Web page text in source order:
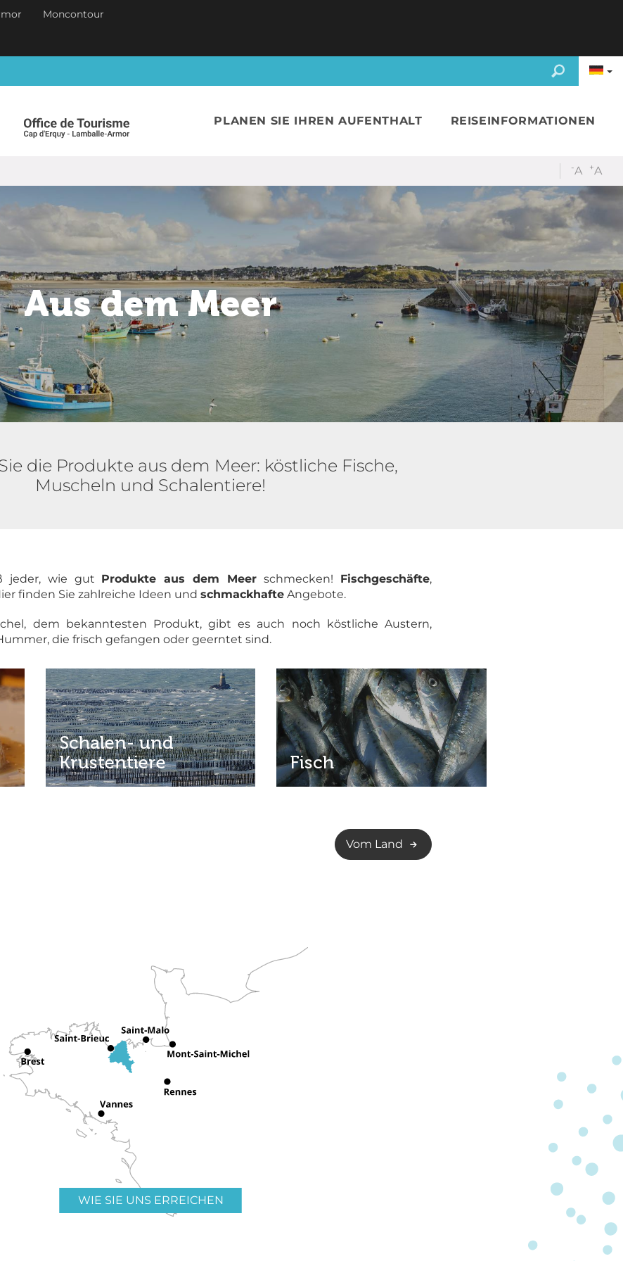
Moncontour
PLANEN SIE IHREN AUFENTHALT REISEINFORMATIONEN
-A +A
Aus dem Meer
die Produkte aus dem Meer: köstliche Fische,
Muscheln und Schalentiere!
jeder, wie gut Produkte aus dem Meer schmecken! Fischgeschäfte,
finden Sie zahlreiche Ideen und schmackhafte Angebote.
dem bekanntesten Produkt, gibt es auch noch köstliche Austern,
die frisch gefangen oder geerntet sind.
Schalen- und
Krustentiere
Fisch
Vom Land
WIE SIE UNS ERREICHEN